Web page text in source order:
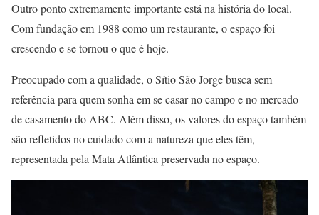
Outro ponto extremamente importante está na história do local.
Com fundação em 1988 como um restaurante, o espaço foi
crescendo e se tornou o que é hoje.
Preocupado com a qualidade, o Sítio São Jorge busca sem
referência para quem sonha em se casar no campo e no mercado
de casamento do ABC. Além disso, os valores do espaço também
são refletidos no cuidado com a natureza que eles têm,
representada pela Mata Atlântica preservada no espaço.